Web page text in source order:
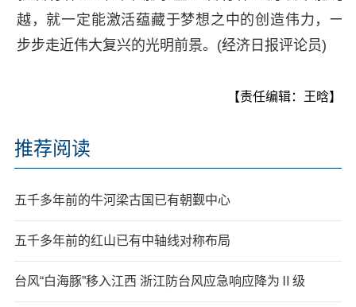
越，就一定能激活蕴藏于梦想之中的创造伟力，一
步步走近伟大复兴的光明前景。(经济日报评论员)
【责任编辑：王晗】
推荐阅读
五千多年前的牛河梁古国已有朝觐中心
五千多年前的红山已有中轴线对称布局
台风“白海豚”移入江西 浙江防台风应急响应降为Ⅱ级